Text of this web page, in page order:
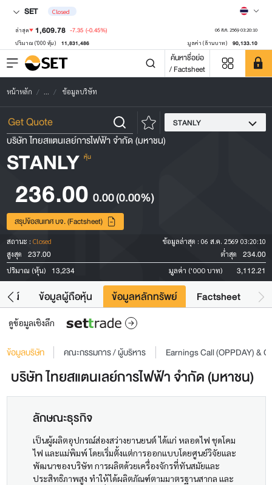
SET Closed
ล่าสุด 1,609.78 -7.35 (-0.45%) 06 ส.ค. 2569 03:20:10
ปริมาณ ('000 หุ้น) 11,831,486 มูลค่า (ล้านบาท) 90,133.10
ค้นหาชื่อย่อ
/ Factsheet
หน้าหลัก ... ข้อมูลบริษัท
STANLY
บริษัท ไทยสแตนเลย์การไฟฟ้า จำกัด (มหาชน)
STANLY หุ้น
236.00 0.00(0.00%)
สรุปข้อสนเทศ บจ. (Factsheet)
สถานะ : Closed ข้อมูลล่าสุด : 06 ส.ค. 2569 03:20:10
สูงสุด
237.00 ต่ำสุด 234.00
ปริมาณ (หุ้น) 13,234 มูลค่า ('000 บาท) 3,112.21
ยชน์ ข้อมูลผู้ถือหุ้น ข้อมูลหลักทรัพย์ Factsheet
ดูข้อมูลเชิงลึก
ข้อมูลบริษัท คณะกรรมการ / ผู้บริหาร Earnings Call (OPPDAY) &
บริษัท ไทยสแตนเลย์การไฟฟ้า จำกัด (มหาชน)
ลักษณะธุรกิจ
เป็นผู้ผลิตอุปกรณ์ส่องสว่างยานยนต์ ได้แก่ หลอดไฟ ชุดโคม
ไฟ และแม่พิมพ์ โดยเริ่มตั้งแต่การออกแบบโดยศูนย์วิจัยและ
พัฒนาของบริษัท การผลิตด้วยเครื่องจักรที่ทันสมัยและ
ประสิทธิภาพสูง ทำให้ได้ผลิตภัณฑ์ตามมาตรฐานสากล และ